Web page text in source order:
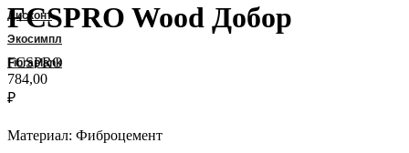
Дисконт
Экосимпл
Fibraplank
FCSPRO Wood Добор
FCSPRO
784,00
₽
Материал: Фиброцемент